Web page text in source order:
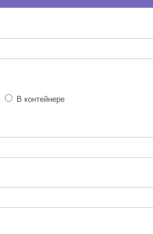
В контейнере